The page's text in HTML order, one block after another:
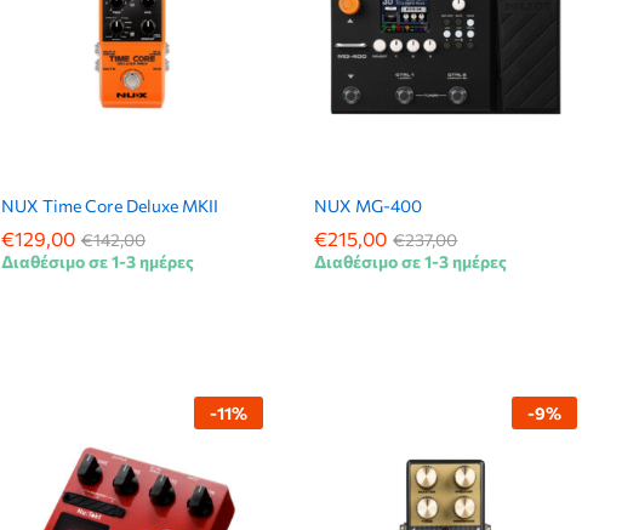
NUX Time Core Deluxe MKII
€129,00 €142,00
€129,00 €142,00
Διαθέσιμο σε 1-3 ημέρες
NUX MG-400
€215,00 €237,00
€215,00 €237,00
Διαθέσιμο σε 1-3 ημέρες
-11% -9%